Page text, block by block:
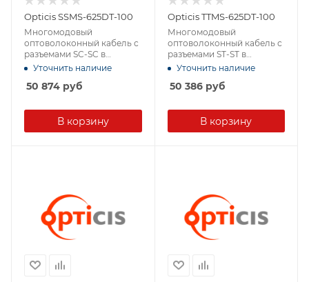
Opticis SSMS-625DT-100
Многомодовый
оптоволоконный кабель с
разъемами SC-SC в
защитной оболочке
Уточнить наличие
50 874 руб
В корзину
Opticis TTMS-625DT-100
Многомодовый
оптоволоконный кабель с
разъемами ST-ST в
защитной оболочке
Уточнить наличие
50 386руб
В корзину